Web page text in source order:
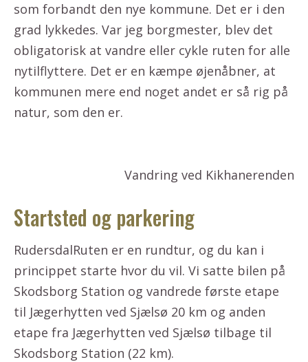
som forbandt den nye kommune. Det er i den
grad lykkedes. Var jeg borgmester, blev det
obligatorisk at vandre eller cykle ruten for alle
nytilflyttere. Det er en kæmpe øjenåbner, at
kommunen mere end noget andet er så rig på
natur, som den er.
Vandring ved Kikhanerenden
Startsted og parkering
RudersdalRuten er en rundtur, og du kan i
princippet starte hvor du vil. Vi satte bilen på
Skodsborg Station og vandrede første etape
til Jægerhytten ved Sjælsø 20 km og anden
etape fra Jægerhytten ved Sjælsø tilbage til
Skodsborg Station (22 km).